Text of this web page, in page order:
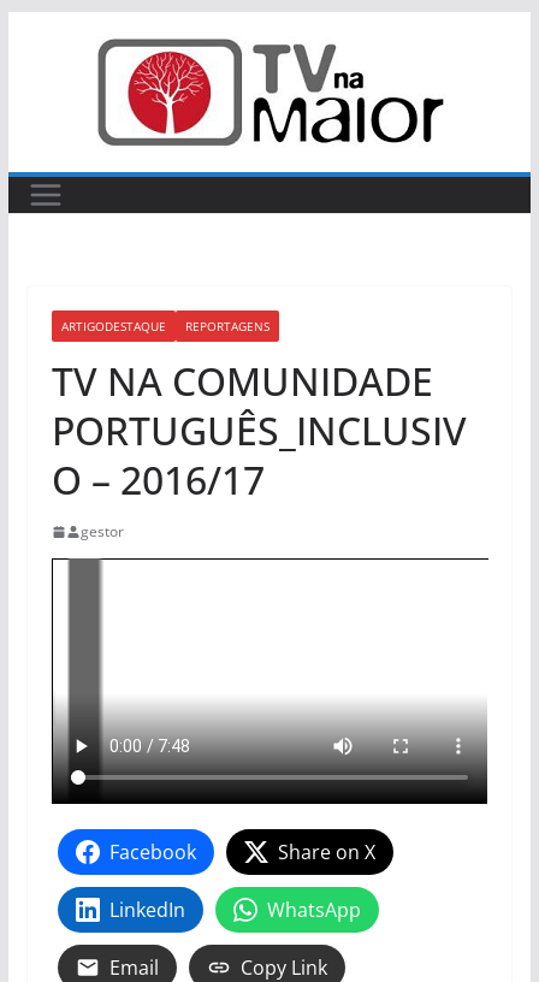
ARTIGODESTAQUE REPORTAGENS
TV NA COMUNIDADE
PORTUGUÊS_INCLUSIV
O – 2016/17
gestor
Facebook Share on X
LinkedIn WhatsApp
Email Copy Link